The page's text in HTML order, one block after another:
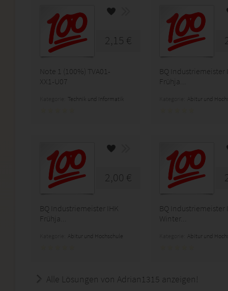
2,15 €
Note 1 (100%) TVA01-
XX1-U07
Technik und Informatik
BQ Industriemeister
Frühja...
Abitur und
2,00 €
BQ Industriemeister IHK
Frühja...
Abitur und Hochschule
BQ Industriemeister
Winter...
Abitur und
Alle Lösungen von Adrian1315 anzeigen!